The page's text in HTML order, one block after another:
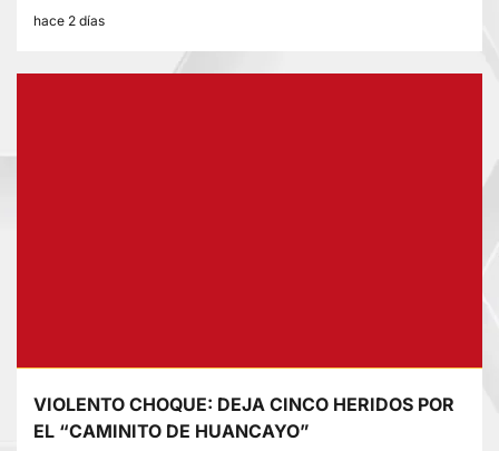
hace 2 días
VIOLENTO CHOQUE: DEJA CINCO HERIDOS POR
EL “CAMINITO DE HUANCAYO”